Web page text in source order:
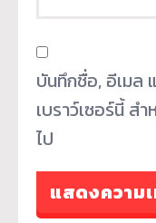
บันทึกชื่อ, อีเมล
เบราว์เซอร์นี้ ส
ไป